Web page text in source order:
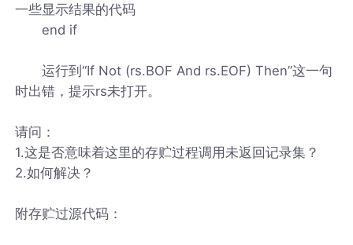
一些显示结果的代码
end if
运行到“If Not (rs.BOF And rs.EOF) Then”这一句
时出错，提示rs未打开。
请问：
1.这是否意味着这里的存贮过程调用未返回记录集？
2.如何解决？
附存贮过源代码：